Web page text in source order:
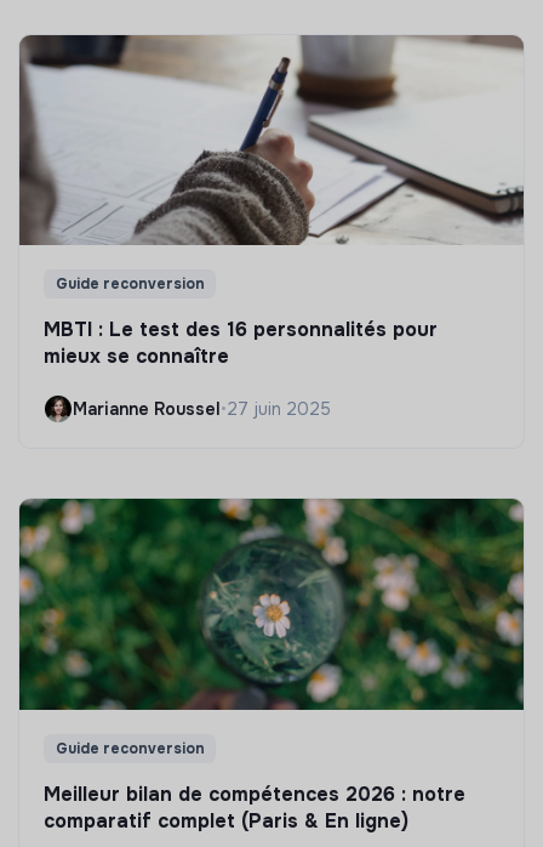
Guide reconversion
MBTI : Le test des 16 personnalités pour
mieux se connaître
Marianne Roussel•27 juin 2025
Guide reconversion
Meilleur bilan de compétences 2026 : notre
comparatif complet (Paris & En ligne)